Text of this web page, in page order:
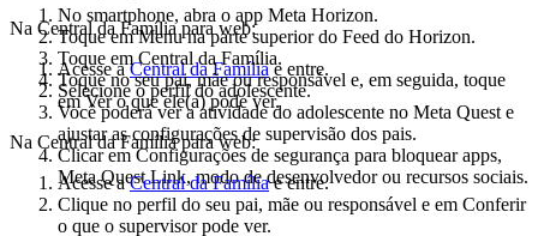
Na Central da Família para web:
Acesse aCentral da Famíliae entre.
Selecione o perfil do adolescente.
Você poderá ver a atividade do adolescente no Meta Quest e
ajustar as configurações de supervisão dos pais.
Clicar emConfigurações de segurança para bloquear apps,
Meta Quest Link, modo de desenvolvedor ou recursos sociais.
No smartphone, abra o app Meta Horizon.
Toque emMenuna parte superior do Feed do Horizon.
Toque emCentral da Família.
Toque no seu pai, mãe ou responsável e, em seguida, toque
emVer o que ele(a) pode ver.
Na Central da Família para web:
Acesse aCentral da Famíliae entre.
Clique no perfil do seu pai, mãe ou responsável e em Conferir
o que o supervisor pode ver.